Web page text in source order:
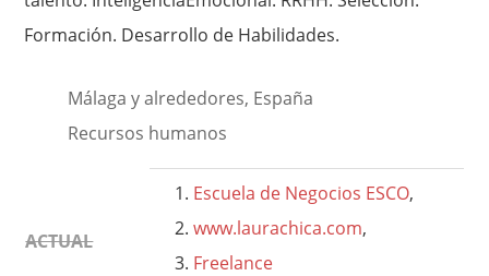
Formación. Desarrollo de Habilidades.
Málaga y alrededores, España
Recursos humanos
ACTUAL
Escuela de Negocios ESCO,
www.laurachica.com,
Freelance